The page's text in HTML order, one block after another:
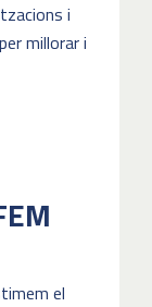
i
millorar i
el